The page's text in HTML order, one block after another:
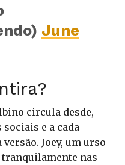
June
circula desde,
sociais e a cada
Joey, um urso
nas